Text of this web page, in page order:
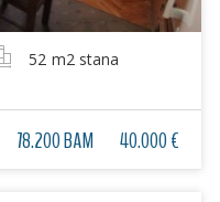
52 m2 stana
78.200 BAM 40.000 €